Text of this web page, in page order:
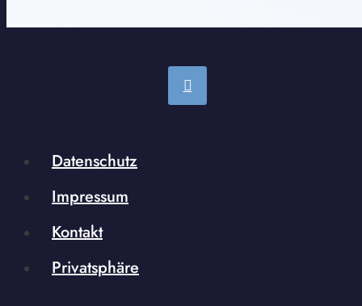
Datenschutz
Impressum
Kontakt
Privatsphäre